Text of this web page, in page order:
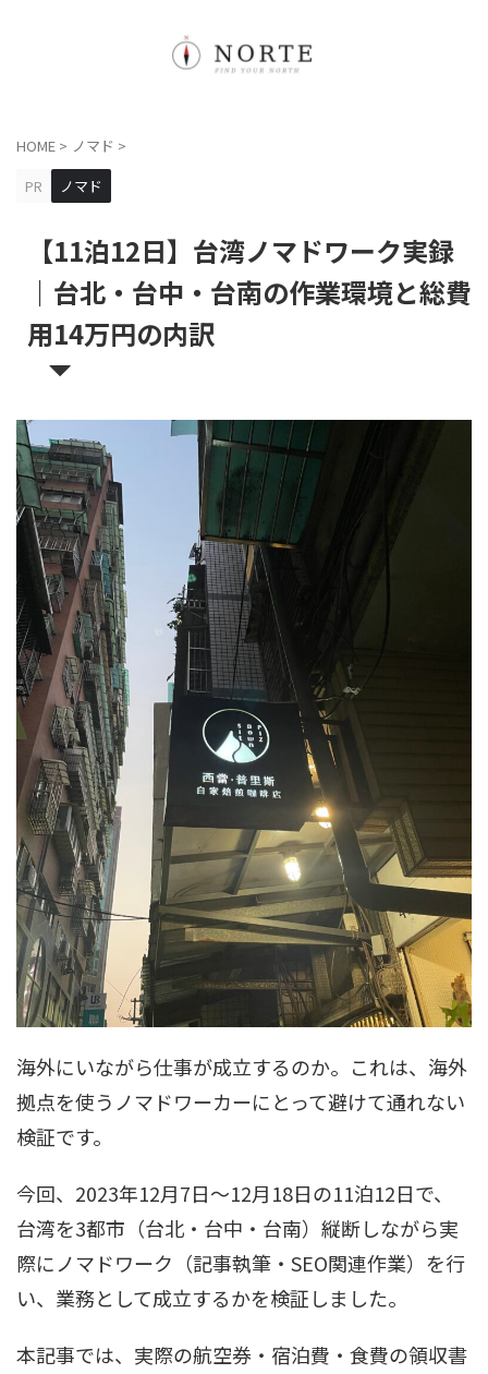
HOME > ノマド >
PR
ノマド
【11泊12日】台湾ノマドワーク実録
｜台北・台中・台南の作業環境と総費
用14万円の内訳
海外にいながら仕事が成立するのか。これは、海外
拠点を使うノマドワーカーにとって避けて通れない
検証です。
今回、2023年12月7日〜12月18日の11泊12日で、
台湾を3都市（台北・台中・台南）縦断しながら実
際にノマドワーク（記事執筆・SEO関連作業）を行
い、業務として成立するかを検証しました。
本記事では、実際の航空券・宿泊費・食費の領収書